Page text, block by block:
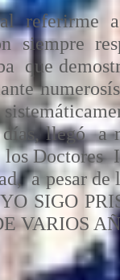
al
siempre
que
llegó a
los
a pesar de
SIGO
VARIOS